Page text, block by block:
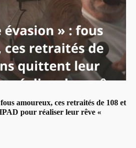
amoureux, ces retraités de 108 et
pour réaliser leur rêve «